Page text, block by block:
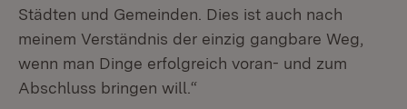
Städten und Gemeinden. Dies ist auch nach
meinem Verständnis der einzig gangbare Weg,
wenn man Dinge erfolgreich voran- und zum
Abschluss bringen will.“